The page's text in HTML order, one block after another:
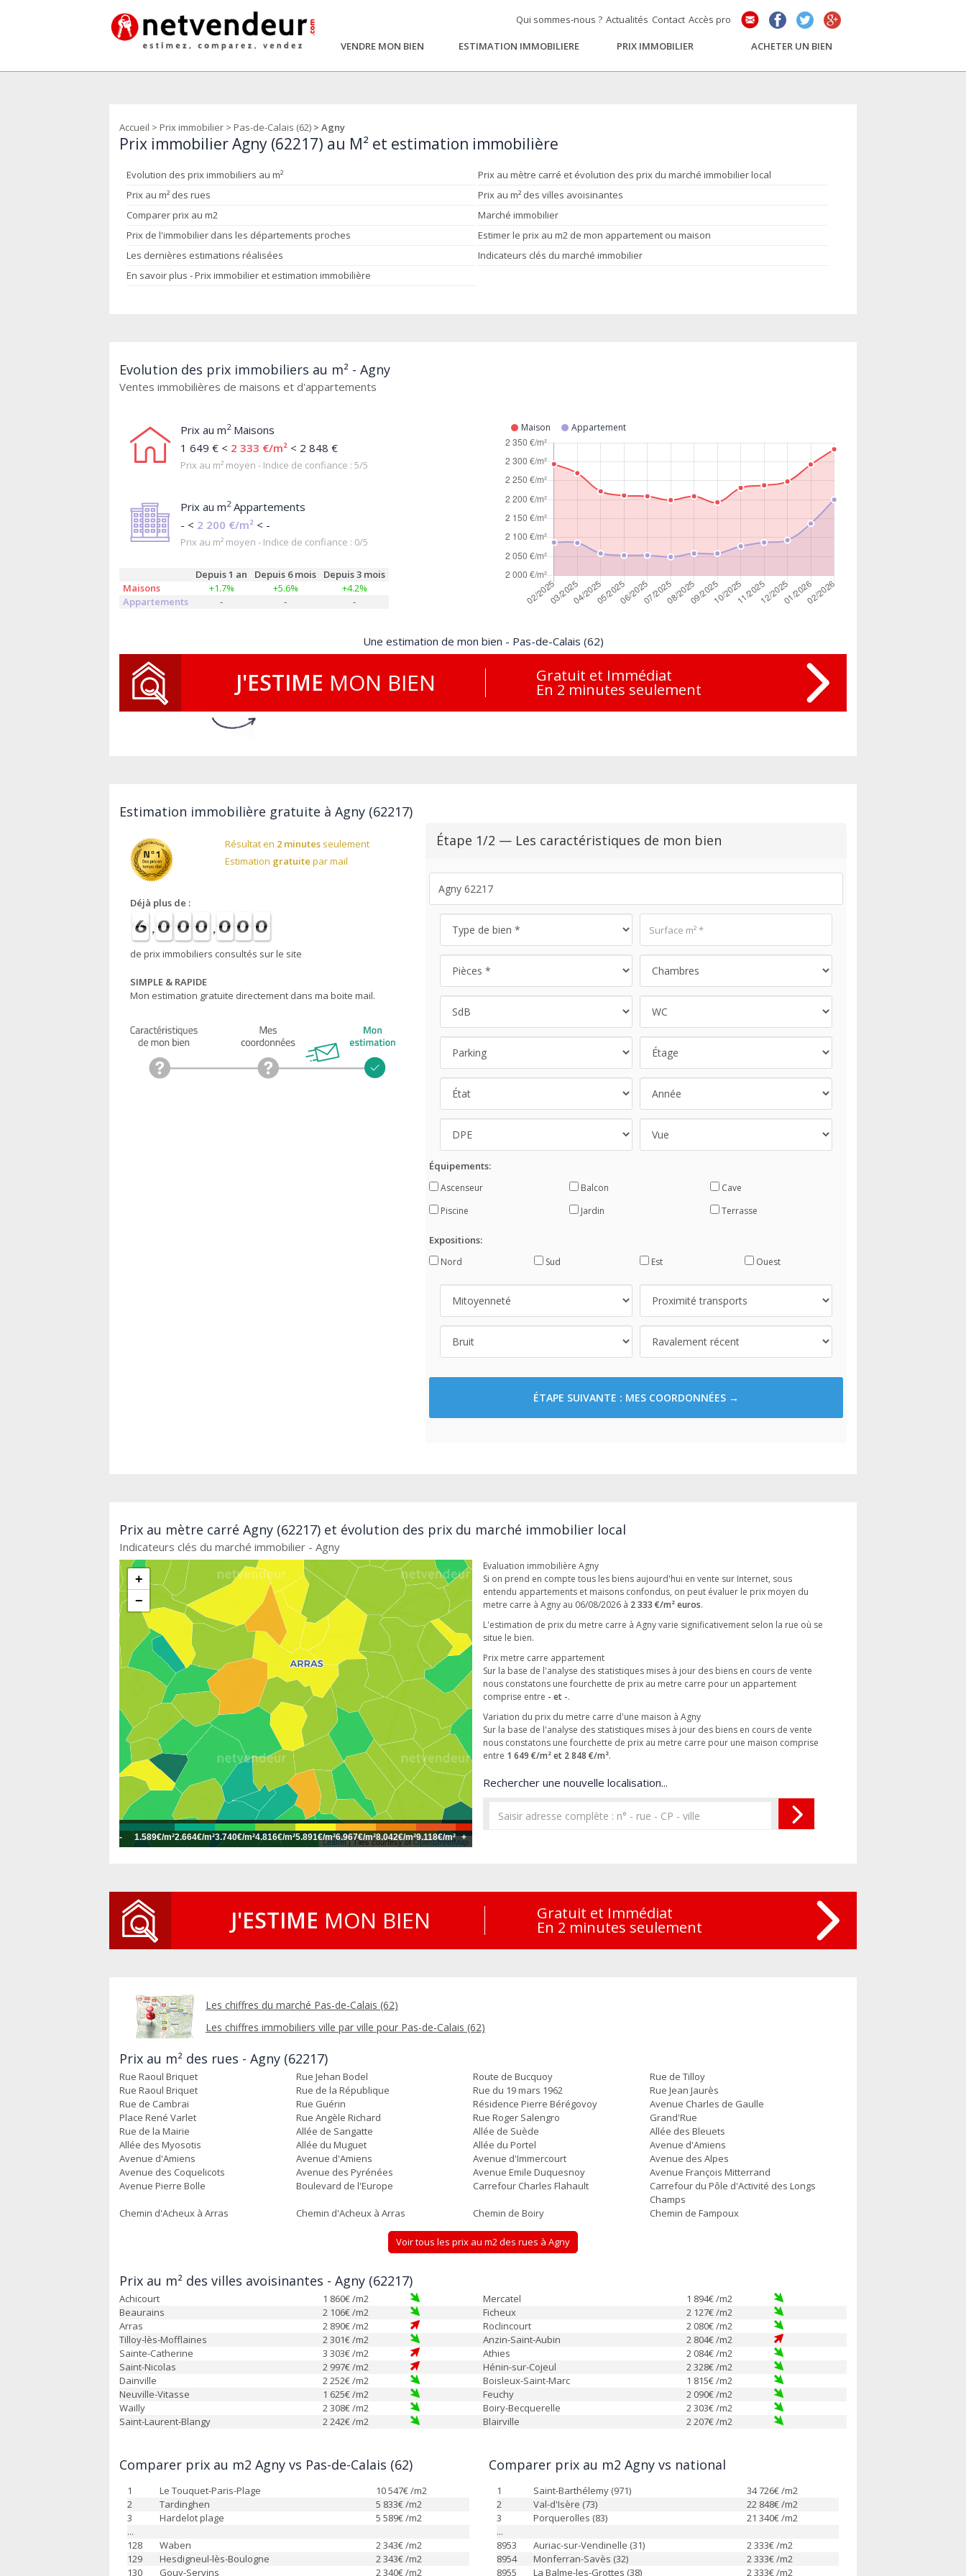
Qui sommes-nous ? Actualités Contact Accès pro
VENDRE MON BIEN ESTIMATION IMMOBILIERE PRIX IMMOBILIER ACHETER UN BIEN
Accueil > Prix immobilier > Pas-de-Calais (62) > Agny
Prix immobilier Agny (62217) au M² et estimation immobilière
Evolution des prix immobiliers au m²
Prix au mètre carré et évolution des prix du marché immobilier local
Prix au m² des rues
Prix au m² des villes avoisinantes
Comparer prix au m2
Marché immobilier
Prix de l'immobilier dans les départements proches
Estimer le prix au m2 de mon appartement ou maison
Les dernières estimations réalisées
Indicateurs clés du marché immobilier
En savoir plus - Prix immobilier et estimation immobilière
Evolution des prix immobiliers au m² - Agny
Ventes immobilières de maisons et d'appartements
Prix au m2Maisons
1 649 € < 2 333 €/m² < 2 848 €
Prix au m² moyen - Indice de confiance : 5/5
Prix au m2Appartements
- < 2 200 €/m² < -
Prix au m² moyen - Indice de confiance : 0/5
Depuis 1 an Depuis 6 mois
Depuis 3 mois
Maisons
+1.7% +5.6%
+4.2%
Appartements
- - -
Maison Appartement
Une estimation de mon bien - Pas-de-Calais (62)
J'ESTIME MON BIEN Gratuit et Immédiat
En 2 minutes seulement
Estimation immobilière gratuite à Agny (62217)
Résultat en 2 minutesseulement
Estimation gratuite par mail
Déjà plus de :
de prix immobiliers consultés sur le site
SIMPLE & RAPIDE
Mon estimation gratuite directement dans ma boite mail.
Étape 1/2 — Les caractéristiques de mon bien
Équipements:
Ascenseur Balcon
Cave
Piscine
Jardin Terrasse
Expositions:
Nord Sud Est Ouest
ÉTAPE SUIVANTE : MES COORDONNÉES →
Prix au mètre carré Agny (62217) et évolution des prix du marché immobilier local
Indicateurs clés du marché immobilier - Agny
+
−
Leaflet| Tiles courtesy ofOpenStreetMap
- 1.589€/m²2.664€/m²3.740€/m²4.816€/m²5.891€/m²6.967€/m²8.042€/m²9.118€/m² +
Evaluation immobilière Agny
Si on prend en compte tous les biens aujourd'hui en vente sur Internet, sous
entendu appartements et maisons confondus, on peut évaluer le prix moyen du
metre carre à Agny au 06/08/2026 à 2 333 €/m² euros.
L'estimation de prix du metre carre à Agny varie significativement selon la rue où se
situe le bien.
Prix metre carre appartement
Sur la base de l'analyse des statistiques mises à jour des biens en cours de vente
nous constatons une fourchette de prix au metre carre pour un appartement
comprise entre - et -.
Variation du prix du metre carre d'une maison à Agny
Sur la base de l'analyse des statistiques mises à jour des biens en cours de vente
nous constatons une fourchette de prix au metre carre pour une maison comprise
entre 1 649 €/m² et 2 848 €/m².
Rechercher une nouvelle localisation...
J'ESTIME MON BIEN Gratuit et Immédiat
En 2 minutes seulement
Les chiffres du marché Pas-de-Calais (62)
Les chiffres immobiliers ville par ville pour Pas-de-Calais (62)
Prix au m² des rues - Agny (62217)
Rue Raoul Briquet Rue Jehan Bodel Route de Bucquoy
Rue de Tilloy
Rue Raoul Briquet
Rue de la République Rue du 19 mars 1962
Rue Jean Jaurès
Rue de Cambrai
Rue Guérin Résidence Pierre Bérégovoy
Avenue Charles de Gaulle
Place René Varlet
Rue Angèle Richard Rue Roger Salengro
Grand'Rue
Rue de la Mairie
Allée de Sangatte Allée de Suède
Allée des Bleuets
Allée des Myosotis
Allée du Muguet Allée du Portel
Avenue d'Amiens
Avenue d'Amiens
Avenue d'Amiens Avenue d'Immercourt
Avenue des Alpes
Avenue des Coquelicots
Avenue des Pyrénées Avenue Emile Duquesnoy
Avenue François Mitterrand
Avenue Pierre Bolle
Boulevard de l'Europe Carrefour Charles Flahault
Carrefour du Pôle d'Activité des Longs
Champs
Chemin d'Acheux à Arras
Chemin d'Acheux à Arras Chemin de Boiry Chemin de Fampoux
Voir tous les prix au m2 des rues à Agny
Prix au m² des villes avoisinantes - Agny (62217)
Achicourt 1 860€ /m2
Beaurains
2 106€ /m2
Arras
2 890€ /m2
Tilloy-lès-Mofflaines
2 301€ /m2
Sainte-Catherine
3 303€ /m2
Saint-Nicolas
2 997€ /m2
Dainville
2 252€ /m2
Neuville-Vitasse
1 625€ /m2
Wailly
2 308€ /m2
Saint-Laurent-Blangy
2 242€ /m2
Mercatel 1 894€ /m2
Ficheux
2 127€ /m2
Roclincourt
2 080€ /m2
Anzin-Saint-Aubin
2 804€ /m2
Athies
2 084€ /m2
Hénin-sur-Cojeul
2 328€ /m2
Boisleux-Saint-Marc
1 815€ /m2
Feuchy
2 090€ /m2
Boiry-Becquerelle
2 303€ /m2
Blairville
2 207€ /m2
Comparer prix au m2 Agny vs Pas-de-Calais (62)
1 Le Touquet-Paris-Plage 10 547€ /m2
2
Tardinghen 5 833€ /m2
3
Hardelot plage 5 589€ /m2
...
128
Waben 2 343€ /m2
129
Hesdigneul-lès-Boulogne 2 343€ /m2
130
Gouy-Servins 2 340€ /m2
Comparer prix au m2 Agny vs national
1 Saint-Barthélemy (971) 34 726€ /m2
2
Val-d'Isère (73) 22 848€ /m2
3
Porquerolles (83) 21 340€ /m2
...
8953
Auriac-sur-Vendinelle (31) 2 333€ /m2
8954
Monferran-Savès (32) 2 333€ /m2
8955
La Balme-les-Grottes (38) 2 333€ /m2